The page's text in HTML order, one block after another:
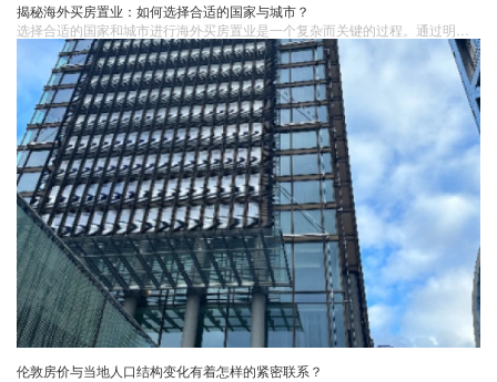
揭秘海外买房置业：如何选择合适的国家与城市？
伦敦房价与当地人口结构变化有着怎样的紧密联系？